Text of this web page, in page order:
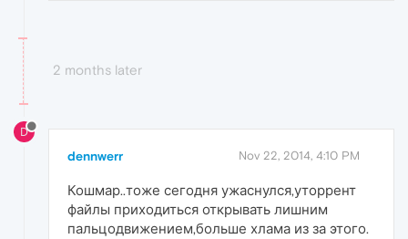
2 months later
D
dennwerr Nov 22, 2014, 4:10 PM
Кошмар..тоже сегодня ужаснулся,уторрент
файлы приходиться открывать лишним
пальцодвижением,больше хлама из за этого.